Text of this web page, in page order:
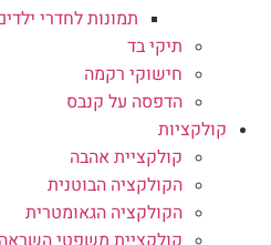
תמונות לחדרי ילדים
תיקי בד
חישוקי רקמה
הדפסה על קנבס
קולקציות
קולקציית אהבה
הקולקציה הבוטנית
הקולקציה הגאומטרית